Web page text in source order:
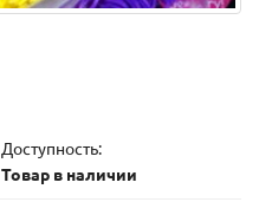
Доступность:
Товар в наличии